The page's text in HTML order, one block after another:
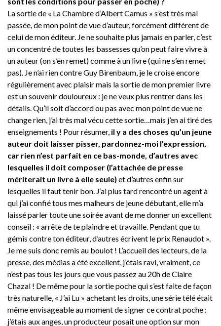
La sortie de « La Chambre d’Albert Camus » s’est très mal
passée, de mon point de vue d’auteur, forcément différent de
celui de mon éditeur. Je ne souhaite plus jamais en parler, c’est
un concentré de toutes les bassesses qu’on peut faire vivre à
un auteur (on s’en remet) comme à un livre (qui ne s’en remet
pas). Je n’ai rien contre Guy Birenbaum, je le croise encore
régulièrement avec plaisir mais la sortie de mon premier livre
est un souvenir douloureux : je ne veux plus rentrer dans les
détails. Qu’il soit d’accord ou pas avec mon point de vue ne
change rien, j’ai très mal vécu cette sortie…mais j’en ai tiré des
enseignements ! Pour résumer, il y a des choses qu’un jeune
auteur doit laisser pisser, pardonnez-moi l’expression,
car rien n’est parfait en ce bas-monde, d’autres avec
lesquelles il doit composer (l’attachée de presse
mériterait un livre à elle seule) et d’autres enfin sur
lesquelles il faut tenir bon. J’ai plus tard rencontré un agent à
qui j’ai confié tous mes malheurs de jeune débutant, elle m’a
laissé parler toute une soirée avant de me donner un excellent
conseil : « arrête de te plaindre et travaille. Pendant que tu
gémis contre ton éditeur, d’autres écrivent le prix Renaudot ».
Je me suis donc remis au boulot ! L’accueil des lecteurs, de la
presse, des médias a été excellent, j’étais ravi, vraiment, ce
n’est pas tous les jours que vous passez au 20h de Claire
Chazal ! De même pour la sortie poche qui s’est faite de façon
très naturelle, « J’ai Lu » achetant les droits, une série télé était
même envisageable au moment de signer ce contrat poche :
j’étais aux anges, un producteur posait une option sur mon